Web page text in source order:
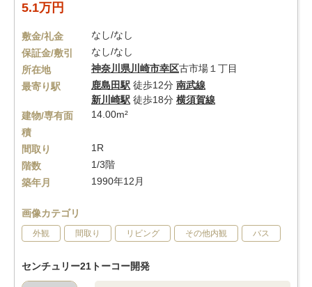
5.1万円
敷金/礼金
なし/なし
保証金/敷引
なし/なし
所在地
神奈川県川崎市幸区古市場１丁目
最寄り駅
鹿島田駅 徒歩12分 南武線
新川崎駅 徒歩18分 横須賀線
建物/専有面
積
14.00m²
間取り
1R
階数
1/3階
築年月
1990年12月
画像カテゴリ
外観 間取り リビング その他内観 バス
センチュリー21トーコー開発